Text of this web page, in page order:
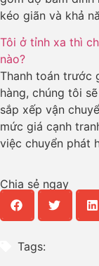
kéo giãn và khả
Tôi ở tỉnh xa thì
nào?
Thanh toán trước
hàng, chúng tôi
sắp xếp vận
mức giá cạnh
việc chuyển phát
Chia sẻ ngay
Tags: